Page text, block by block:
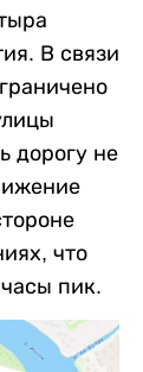
В связи
дорогу не
что
пик.